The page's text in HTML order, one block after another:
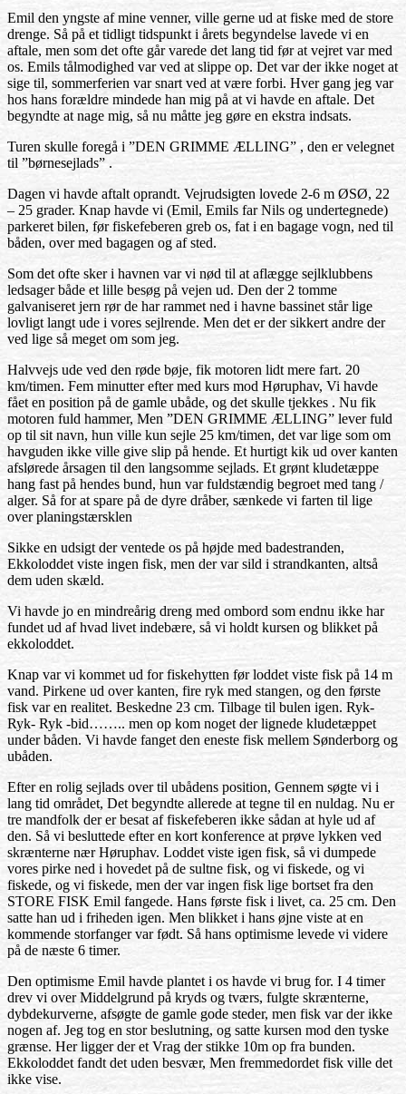
Emil den yngste af mine venner, ville gerne ud at fiske med de store
drenge. Så på et tidligt tidspunkt i årets begyndelse lavede vi en
aftale, men som det ofte går varede det lang tid før at vejret var med
os. Emils tålmodighed var ved at slippe op. Det var der ikke noget at
sige til, sommerferien var snart ved at være forbi. Hver gang jeg var
hos hans forældre mindede han mig på at vi havde en aftale. Det
begyndte at nage mig, så nu måtte jeg gøre en ekstra indsats.
Turen skulle foregå i ”DEN GRIMME ÆLLING” , den er velegnet
til ”børnesejlads” .
Dagen vi havde aftalt oprandt. Vejrudsigten lovede 2-6 m ØSØ, 22
– 25 grader. Knap havde vi (Emil, Emils far Nils og undertegnede)
parkeret bilen, før fiskefeberen greb os, fat i en bagage vogn, ned til
båden, over med bagagen og af sted.
Som det ofte sker i havnen var vi nød til at aflægge sejlklubbens
ledsager både et lille besøg på vejen ud. Den der 2 tomme
galvaniseret jern rør de har rammet ned i havne bassinet står lige
lovligt langt ude i vores sejlrende. Men det er der sikkert andre der
ved lige så meget om som jeg.
Halvvejs ude ved den røde bøje, fik motoren lidt mere fart. 20
km/timen. Fem minutter efter med kurs mod Høruphav, Vi havde
fået en position på de gamle ubåde, og det skulle tjekkes . Nu fik
motoren fuld hammer, Men ”DEN GRIMME ÆLLING” lever fuld
op til sit navn, hun ville kun sejle 25 km/timen, det var lige som om
havguden ikke ville give slip på hende. Et hurtigt kik ud over kanten
afslørede årsagen til den langsomme sejlads. Et grønt kludetæppe
hang fast på hendes bund, hun var fuldstændig begroet med tang /
alger. Så for at spare på de dyre dråber, sænkede vi farten til lige
over planingstærsklen
Sikke en udsigt der ventede os på højde med badestranden,
Ekkoloddet viste ingen fisk, men der var sild i strandkanten, altså
dem uden skæld.
Vi havde jo en mindreårig dreng med ombord som endnu ikke har
fundet ud af hvad livet indebære, så vi holdt kursen og blikket på
ekkoloddet.
Knap var vi kommet ud for fiskehytten før loddet viste fisk på 14 m
vand. Pirkene ud over kanten, fire ryk med stangen, og den første
fisk var en realitet. Beskedne 23 cm. Tilbage til bulen igen. Ryk-
Ryk- Ryk -bid…….. men op kom noget der lignede kludetæppet
under båden. Vi havde fanget den eneste fisk mellem Sønderborg og
ubåden.
Efter en rolig sejlads over til ubådens position, Gennem søgte vi i
lang tid området, Det begyndte allerede at tegne til en nuldag. Nu er
tre mandfolk der er besat af fiskefeberen ikke sådan at hyle ud af
den. Så vi besluttede efter en kort konference at prøve lykken ved
skrænterne nær Høruphav. Loddet viste igen fisk, så vi dumpede
vores pirke ned i hovedet på de sultne fisk, og vi fiskede, og vi
fiskede, og vi fiskede, men der var ingen fisk lige bortset fra den
STORE FISK Emil fangede. Hans første fisk i livet, ca. 25 cm. Den
satte han ud i friheden igen. Men blikket i hans øjne viste at en
kommende storfanger var født. Så hans optimisme levede vi videre
på de næste 6 timer.
Den optimisme Emil havde plantet i os havde vi brug for. I 4 timer
drev vi over Middelgrund på kryds og tværs, fulgte skrænterne,
dybdekurverne, afsøgte de gamle gode steder, men fisk var der ikke
nogen af. Jeg tog en stor beslutning, og satte kursen mod den tyske
grænse. Her ligger der et Vrag der stikke 10m op fra bunden.
Ekkoloddet fandt det uden besvær, Men fremmedordet fisk ville det
ikke vise.